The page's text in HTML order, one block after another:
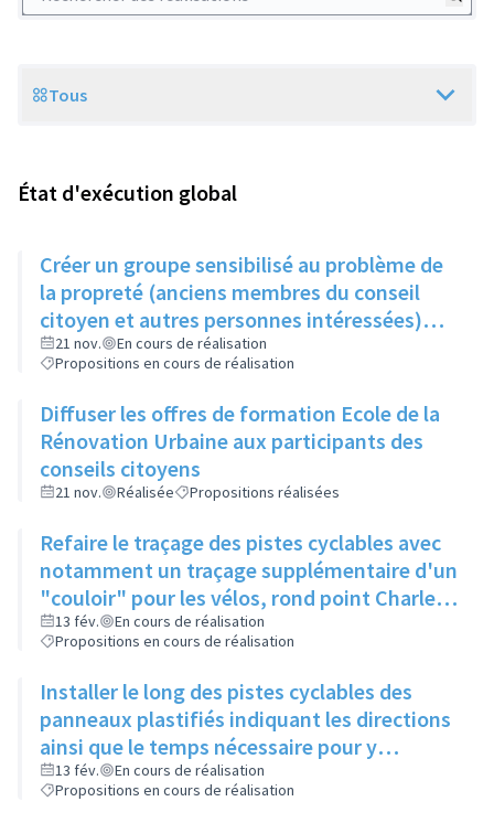
Scope
Tous
État d'exécution global
Créer un groupe sensibilisé au problème de
la propreté (anciens membres du conseil
citoyen et autres personnes intéressées)
qui, une fois par trimestre, ferait remonter
les informations au service concerné
21 nov.
En cours de réalisation
Propositions en cours de réalisation
Diffuser les offres de formation Ecole de la
Rénovation Urbaine aux participants des
conseils citoyens
21 nov. Réalisée Propositions réalisées
Refaire le traçage des pistes cyclables avec
notamment un traçage supplémentaire d'un
"couloir" pour les vélos, rond point Charles
de Gaulle, pour relier 2 pistes existantes
13 fév.
En cours de réalisation
Propositions en cours de réalisation
Installer le long des pistes cyclables des
panneaux plastifiés indiquant les directions
ainsi que le temps nécessaire pour y
accéder, et une comparaison avec le temps
mis en voiture
13 fév.
En cours de réalisation
Propositions en cours de réalisation